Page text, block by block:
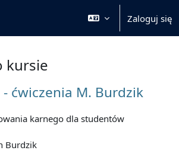
Zaloguj się
kursie
- ćwiczenia M. Burdzik
karnego dla studentów
Burdzik